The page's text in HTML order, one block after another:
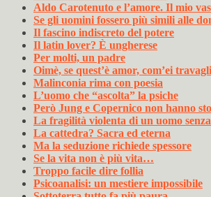
Aldo Carotenuto e l’amore. Il mio
Se gli uomini fossero più simili alle
Il fascino indiscreto del potere
Il latin lover? È ungherese
Per molti, un padre
Oimè, se quest’è amor, com’ei
Malinconia rima con poesia
L’uomo che “ascolta” la psiche
Però Jung e Copernico non hanno
La fragilità violenta di un uomo
La cattedra? Sacra ed eterna
Ma la seduzione richiede spessore
Se la vita non è più vita…
Troppo facile dire follia
Psicoanalisi: un mestiere impossibile